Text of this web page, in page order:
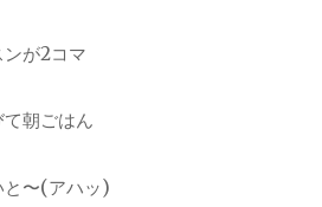
が2コマ
朝ごはん
と〜(アハッ)